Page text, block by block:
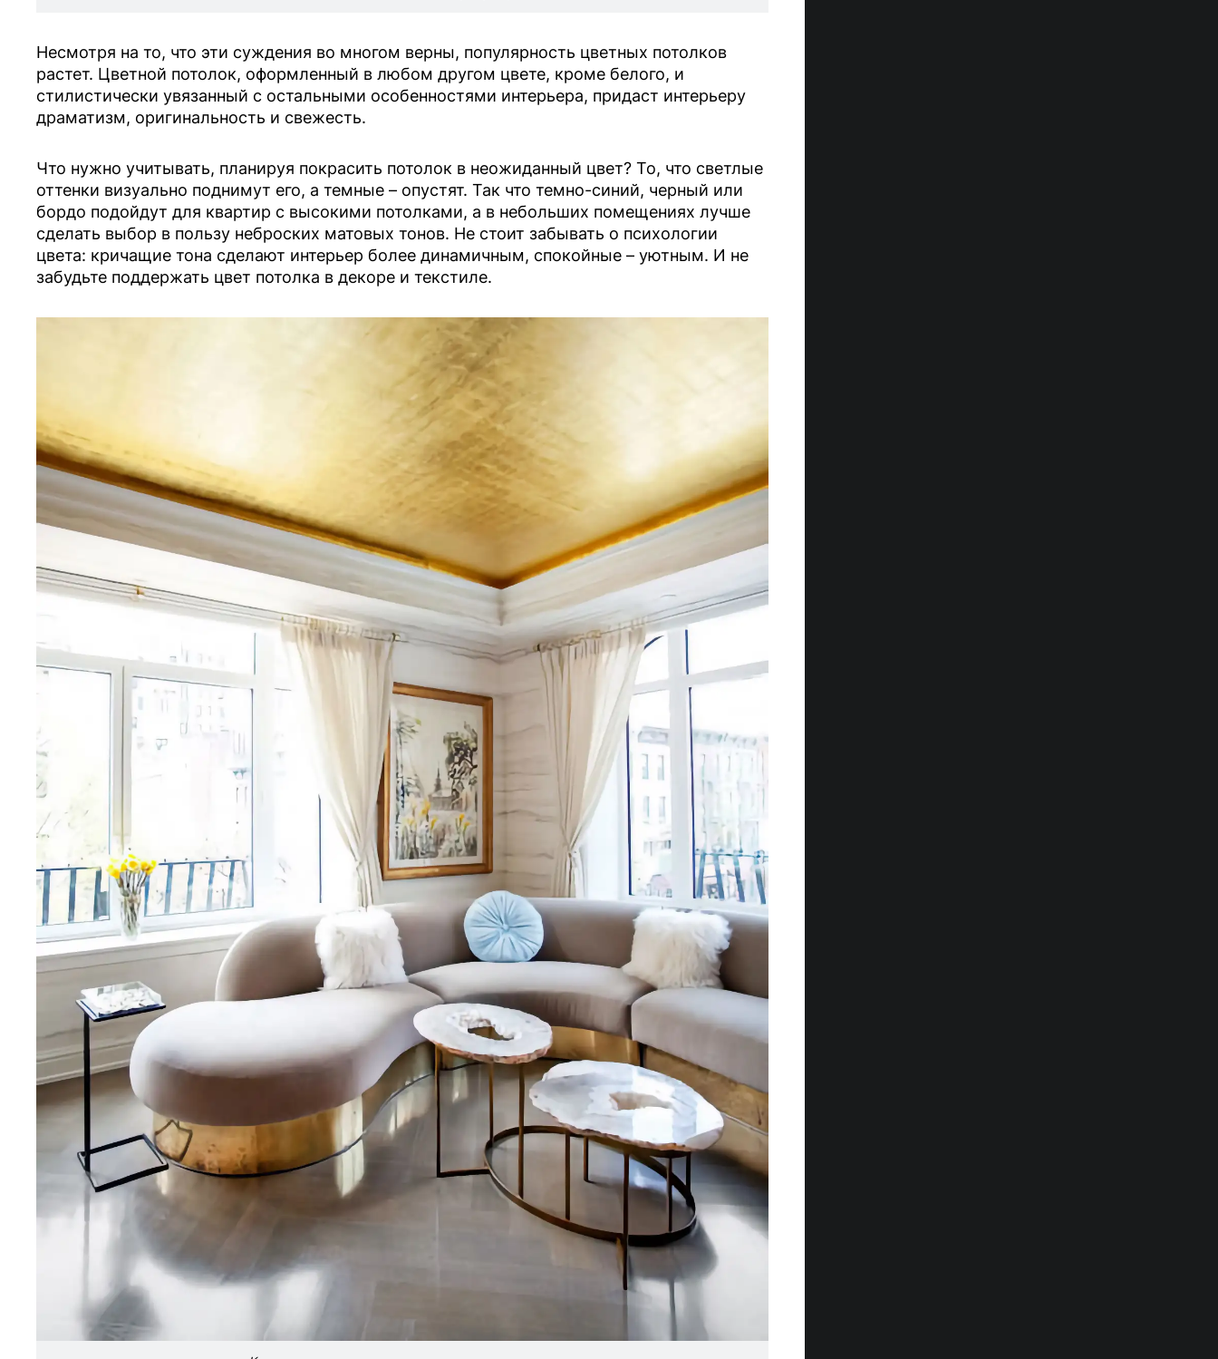
Несмотря на то, что эти суждения во многом верны, популярность цветных потолков
растет. Цветной потолок, оформленный в любом другом цвете, кроме белого, и
стилистически увязанный с остальными особенностями интерьера, придаст интерьеру
драматизм, оригинальность и свежесть.
Что нужно учитывать, планируя покрасить потолок в неожиданный цвет? То, что светлые
оттенки визуально поднимут его, а темные – опустят. Так что темно-синий, черный или
бордо подойдут для квартир с высокими потолками, а в небольших помещениях лучше
сделать выбор в пользу неброских матовых тонов. Не стоит забывать о психологии
цвета: кричащие тона сделают интерьер более динамичным, спокойные – уютным. И не
забудьте поддержать цвет потолка в декоре и текстиле.